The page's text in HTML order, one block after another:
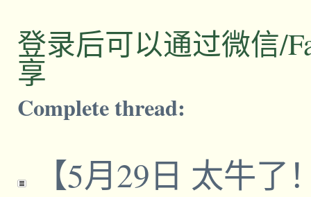
登录后可以通过微信/
享
Complete thread:
【5月29日 太牛